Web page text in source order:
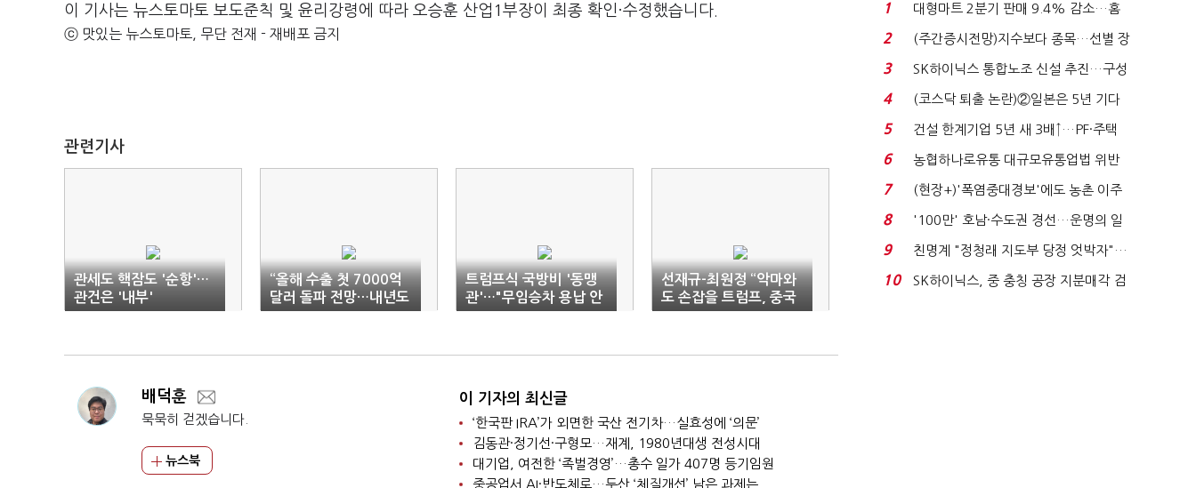
이 기사는 뉴스토마토 보도준칙 및 윤리강령에 따라 오승훈 산업1부장이 최종 확인·수정했습니다.
ⓒ 맛있는 뉴스토마토, 무단 전재 - 재배포 금지
관련기사
관세도 핵잠도 '순항'…
관건은 '내부'
“올해 수출 첫 7000억
달러 돌파 전망…내년도
회복 흐름”
트럼프식 국방비 '동맹
관'…"무임승차 용납 안
해"
선재규-최원정 “악마와
도 손잡을 트럼프, 중국
엔 건국 동지”
배덕훈
묵묵히 걷겠습니다.
뉴스북
이 기자의 최신글
‘한국판 IRA’가 외면한 국산 전기차…실효성에 ‘의문’
김동관·정기선·구형모…재계, 1980년대생 전성시대
대기업, 여전한 ‘족벌경영’…총수 일가 407명 등기임원
중공업서 AI·반도체로…두산 ‘체질개선’ 남은 과제는
1
대형마트 2분기 판매 9.4% 감소…홈
플러스 사태 여파...
2
(주간증시전망)지수보다 종목…선별 장
세 이어진다...
3
SK하이닉스 통합노조 신설 추진…구성
원 간 성과급 불...
4
(코스닥 퇴출 논란)②일본은 5년 기다
려주는데 우리는 ...
5
건설 한계기업 5년 새 3배↑…PF·주택
침체에 재무 ...
6
농협하나로유통 대규모유통업법 위반
적발…공정위, 과...
7
(현장+)'폭염중대경보'에도 농촌 이주
노동자는 강행군…'야...
8
'100만' 호남·수도권 경선…운명의 일
주일
9
친명계 "정청래 지도부 당정 엇박자"…
친청계 "신천지 오...
10
SK하이닉스, 중 충칭 공장 지분매각 검